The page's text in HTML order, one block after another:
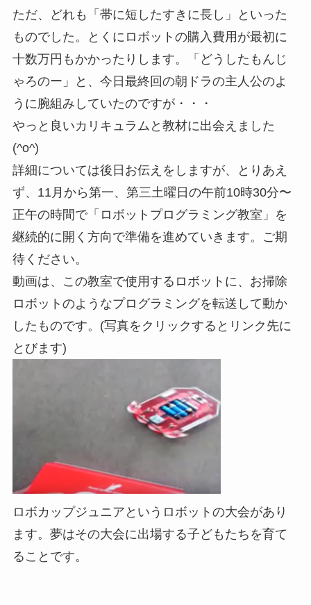
ただ、どれも「帯に短したすきに長し」といった
ものでした。とくにロボットの購入費用が最初に
十数万円もかかったりします。「どうしたもんじ
ゃろのー」と、今日最終回の朝ドラの主人公のよ
うに腕組みしていたのですが・・・
やっと良いカリキュラムと教材に出会えました
(^o^)
詳細については後日お伝えをしますが、とりあえ
ず、11月から第一、第三土曜日の午前10時30分〜
正午の時間で「ロボットプログラミング教室」を
継続的に開く方向で準備を進めていきます。ご期
待ください。
動画は、この教室で使用するロボットに、お掃除
ロボットのようなプログラミングを転送して動か
したものです。(写真をクリックするとリンク先に
とびます)
ロボカップジュニアというロボットの大会があり
ます。夢はその大会に出場する子どもたちを育て
ることです。